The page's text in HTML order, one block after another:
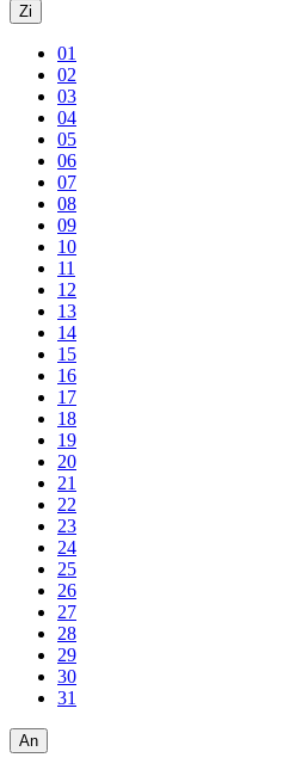
Zi
01
02
03
04
05
06
07
08
09
10
11
12
13
14
15
16
17
18
19
20
21
22
23
24
25
26
27
28
29
30
31
An